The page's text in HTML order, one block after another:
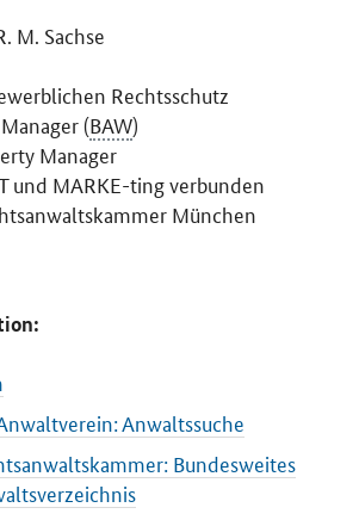
M. Sachse
Rechtsschutz
(BAW)
Manager
und MARKE-ting verbunden
München
Anwaltssuche
Bundesweites